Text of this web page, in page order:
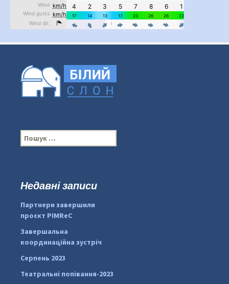
pimrec_project
П
о
:Недавні записи
Партнери завершили
проєкт PIMReC
Завершальна
координаційна зустріч
Серпень 2023
Театральні попівання-2023